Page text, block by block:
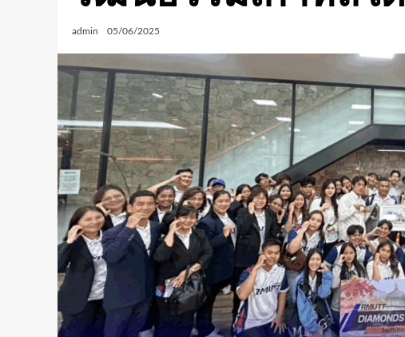
admin 05/06/2025